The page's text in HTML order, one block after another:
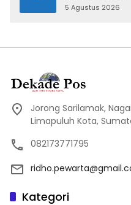
5 Agustus 2026
Jorong Sarilamak,
Limapuluh Kota,
082173771795
Kategori